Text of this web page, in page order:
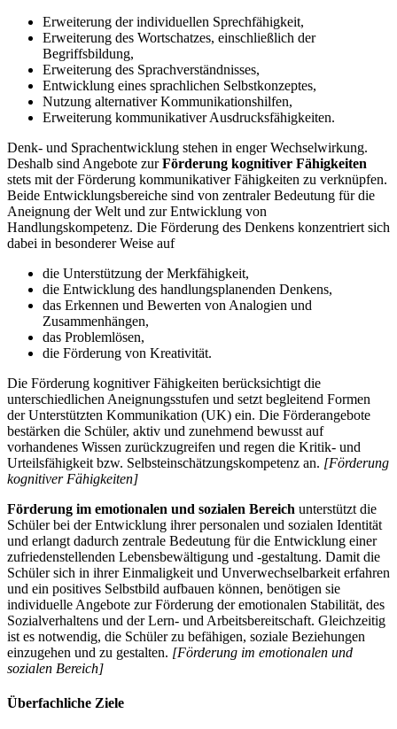
Erweiterung der individuellen Sprechfähigkeit,
Erweiterung des Wortschatzes, einschließlich der
Begriffsbildung,
Erweiterung des Sprachverständnisses,
Entwicklung eines sprachlichen Selbstkonzeptes,
Nutzung alternativer Kommunikationshilfen,
Erweiterung kommunikativer Ausdrucksfähigkeiten.
Denk- und Sprachentwicklung stehen in enger Wechselwirkung.
Deshalb sind Angebote zurFörderung kognitiver Fähigkeiten
stets mit der Förderung kommunikativer Fähigkeiten zu verknüpfen.
Beide Entwicklungsbereiche sind von zentraler Bedeutung für die
Aneignung der Welt und zur Entwicklung von
Handlungskompetenz. Die Förderung des Denkens konzentriert sich
dabei in besonderer Weise auf
die Unterstützung der Merkfähigkeit,
die Entwicklung des handlungsplanenden Denkens,
das Erkennen und Bewerten von Analogien und
Zusammenhängen,
das Problemlösen,
die Förderung von Kreativität.
Die Förderung kognitiver Fähigkeiten berücksichtigt die
unterschiedlichen Aneignungsstufen und setzt begleitend Formen
der Unterstützten Kommunikation (UK) ein. Die Förderangebote
bestärken die Schüler, aktiv und zunehmend bewusst auf
vorhandenes Wissen zurückzugreifen und regen die Kritik- und
Urteilsfähigkeit bzw. Selbsteinschätzungskompetenz an. [Förderung
kognitiver Fähigkeiten]
Förderung im emotionalen und sozialen Bereich unterstützt die
Schüler bei der Entwicklung ihrer personalen und sozialen Identität
und erlangt dadurch zentrale Bedeutung für die Entwicklung einer
zufriedenstellenden Lebensbewältigung und -gestaltung. Damit die
Schüler sich in ihrer Einmaligkeit und Unverwechselbarkeit erfahren
und ein positives Selbstbild aufbauen können, benötigen sie
individuelle Angebote zur Förderung der emotionalen Stabilität, des
Sozialverhaltens und der Lern- und Arbeitsbereitschaft. Gleichzeitig
ist es notwendig, die Schüler zu befähigen, soziale Beziehungen
einzugehen und zu gestalten. [Förderung im emotionalen und
sozialen Bereich]
Überfachliche Ziele